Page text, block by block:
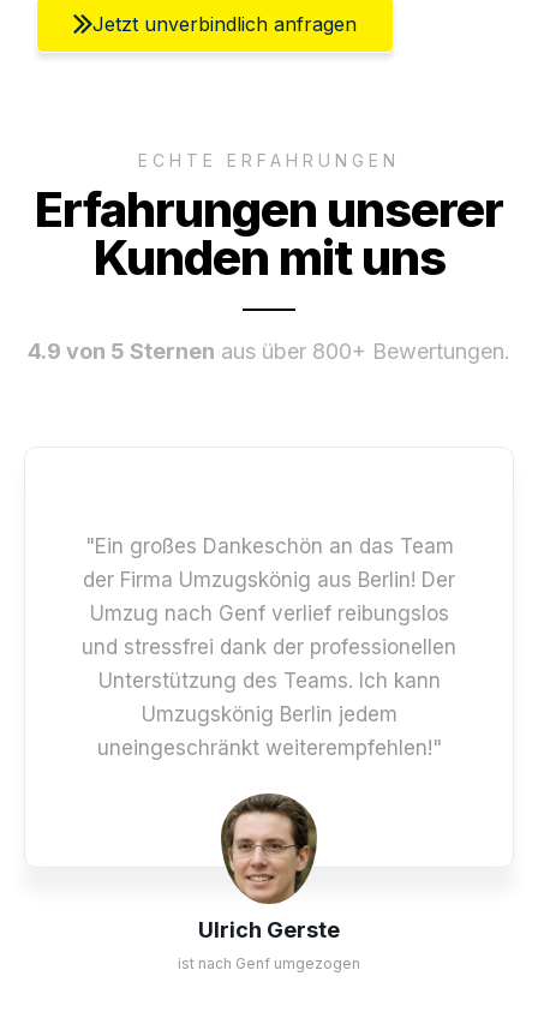
Jetzt unverbindlich anfragen
ECHTE ERFAHRUNGEN
Erfahrungen unserer
Kunden mit uns
4.9 von 5 Sternen aus über 800+ Bewertungen.
Ulrich Gerste
ist nach Genf umgezogen
"Ein großes Dankeschön an das Team
der Firma Umzugskönig aus Berlin! Der
Umzug nach Genf verlief reibungslos
und stressfrei dank der professionellen
Unterstützung des Teams. Ich kann
Umzugskönig Berlin jedem
uneingeschränkt weiterempfehlen!"